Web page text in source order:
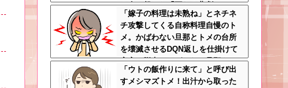
の身に起きた「更なる悲劇」←こ
のバイト先、呪われすぎだろ
「嫁子の料理は未熟ね」とネチネ
チ攻撃してくる自称料理自慢のト
メ。かばわない旦那とトメの台所
を壊滅させるDQN返しを仕掛けて
実家に脱出←かばわない旦那も一
緒に痛い目見ろ
「ウトの飯作りに来て」と呼び出
すメシマズトメ！出汁から取った